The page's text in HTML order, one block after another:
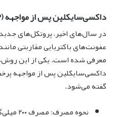
داکسی‌سایکلین پس از مواجهه (Doxy-PEP)
در سال‌های اخیر، پروتکل‌های
عفونت‌های باکتریایی مقاربتی
معرفی شده است. یکی از این
داکسی‌سایکلین پس از مواجهه
گفته می‌شود.